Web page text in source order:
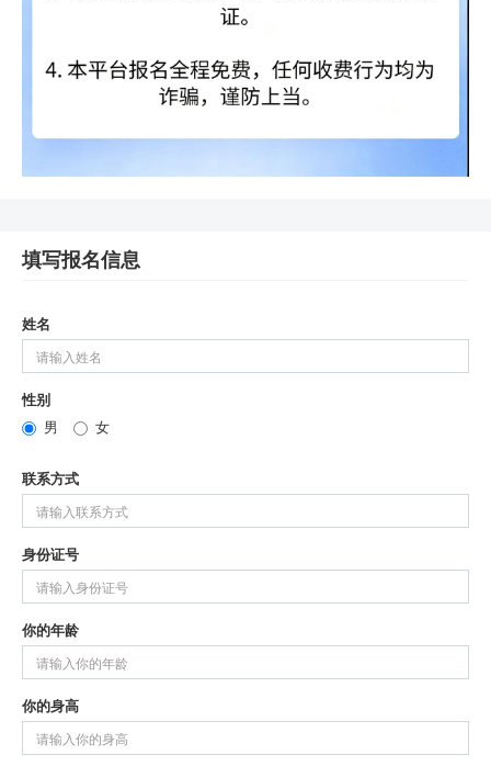
填写报名信息
姓名
性别
男
女
联系方式
身份证号
你的年龄
你的身高